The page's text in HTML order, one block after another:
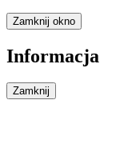
Zamknij okno
Informacja
Zamknij